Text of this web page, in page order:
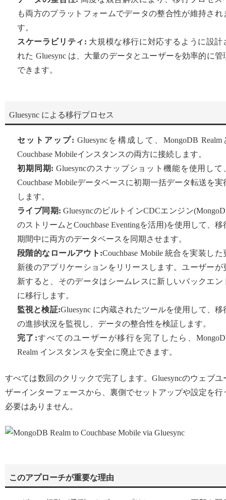
も両方のプラットフォームでデータの整合性が維持され
す。
スケーラビリティ: 大規模な移行に対応するように設計
れた Gluesync は、大量のデータとユーザーを効率的に管
できます。
Gluesync による移行プロセス
セットアップ: Gluesyncを構成して、MongoDB Realm
Couchbase Mobileインスタンスの両方に接続します。
初期同期: Gluesyncのスナップショット機能を使用して
Couchbase Mobileデータベースに初期一括データ転送を実
します。
ライブ同期: GluesyncのビルトインCDCエンジン
のストリームとCouchbase Eventingを活用)を使用して、移
期間中に両方のデータベースを同期させます。
段階的なロールアウト:Couchbase Mobile 統合を実装した
新後のアプリケーションをリリースします。ユーザーが
新すると、そのデータはシームレスに新しいバックエン
に移行します。
監視と検証:Gluesync に内蔵されたツールを使用して、移
の進捗状況を監視し、データの整合性を検証します。
完了:すべてのユーザーが移行を完了したら、
Realm インスタンスを安全に廃止できます。
すべては数回のクリックで完了します。Gluesyncのウェブユ
ザーインターフェースから、裏側でセットアップや設定を行
必要はありません。
このアプローチが重要な理由